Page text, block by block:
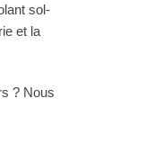
sol-
et la
? Nous